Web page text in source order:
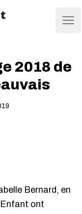
2018 de
Bernard, en
ont